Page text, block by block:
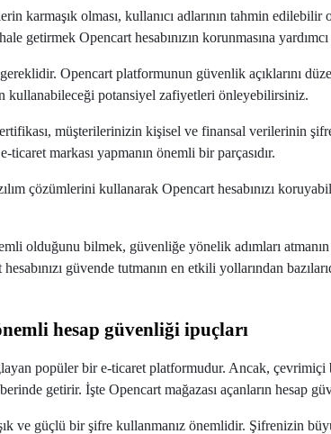
karmaşık olması, kullanıcı adlarının tahmin
Opencart hesabınızın korunmasına
Opencart platformunun güvenlik açıklarını
kullanabileceği potansiyel zafiyetleri önleyebilirsiniz.
müşterilerinizin kişisel ve finansal verilerinin
markası yapmanın önemli bir parçasıdır.
çözümlerini kullanarak Opencart hesabınızı
olduğunu bilmek, güvenliğe yönelik adımları
güvende tutmanın en etkili yollarından
hesap güvenliği ipuçları
popüler bir e-ticaret platformudur. Ancak,
getirir. İşte Opencart mağazası açanların hesap
ve güçlü bir şifre kullanmanız önemlidir. Şifrenizin